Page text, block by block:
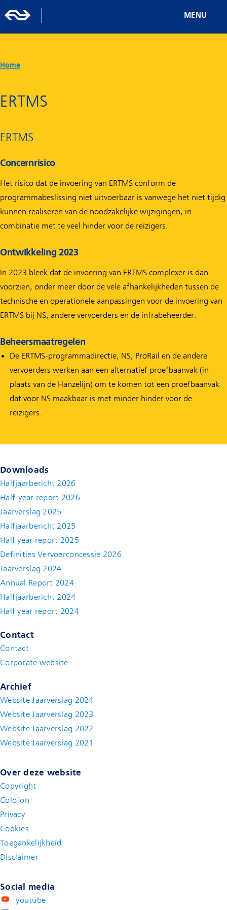
MENU
Home
ERTMS
ERTMS
Concernrisico
Het risico dat de invoering van ERTMS conform de
programmabeslissing niet uitvoerbaar is vanwege het niet tijdig
kunnen realiseren van de noodzakelijke wijzigingen, in
combinatie met te veel hinder voor de reizigers.
Ontwikkeling 2023
In 2023 bleek dat de invoering van ERTMS complexer is dan
voorzien, onder meer door de vele afhankelijkheden tussen de
technische en operationele aanpassingen voor de invoering van
ERTMS bij NS, andere vervoerders en de infrabeheerder.
Beheersmaatregelen
De ERTMS-programmadirectie, NS, ProRail en de andere
vervoerders werken aan een alternatief proefbaanvak (in
plaats van de Hanzelijn) om te komen tot een proefbaanvak
dat voor NS maakbaar is met minder hinder voor de
reizigers.
Downloads
Halfjaarbericht 2026
Half-year report 2026
Jaarverslag 2025
Halfjaarbericht 2025
Half year report 2025
Definities Vervoerconcessie 2026
Jaarverslag 2024
Annual Report 2024
Halfjaarbericht 2024
Half year report 2024(new window)
Contact
Contact
Corporate website
Archief
Website Jaarverslag 2024
Website Jaarverslag 2023
Website Jaarverslag 2022
Website Jaarverslag 2021
Over deze website
Copyright
Colofon
Privacy
Cookies
Toegankelijkheid
Disclaimer(new window)
Social media
youtube